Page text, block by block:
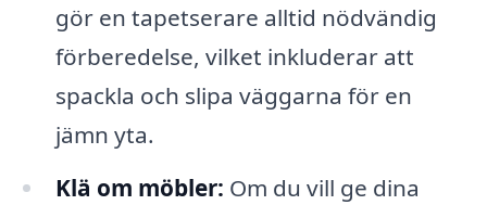
gör en tapetserare alltid nödvändig
förberedelse, vilket inkluderar att
spackla och slipa väggarna för en
jämn yta.
Klä om möbler: Om du vill ge dina